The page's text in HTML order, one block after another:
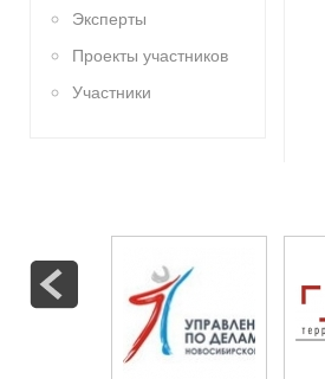
Эксперты
Проекты участников
Участники